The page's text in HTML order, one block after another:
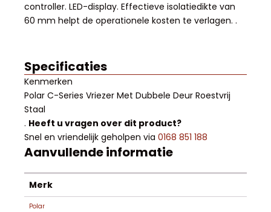
controller. LED-display. Effectieve isolatiedikte van
60 mm helpt de operationele kosten te verlagen. .
Specificaties
Kenmerken
Polar C-Series Vriezer Met Dubbele Deur Roestvrij
Staal
. Heeft u vragen over dit product?
Snel en vriendelijk geholpen via 0168 851 188
Aanvullende informatie
Merk
Polar